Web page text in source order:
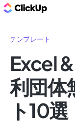
テンプレート
Excel
利団体
ト10選